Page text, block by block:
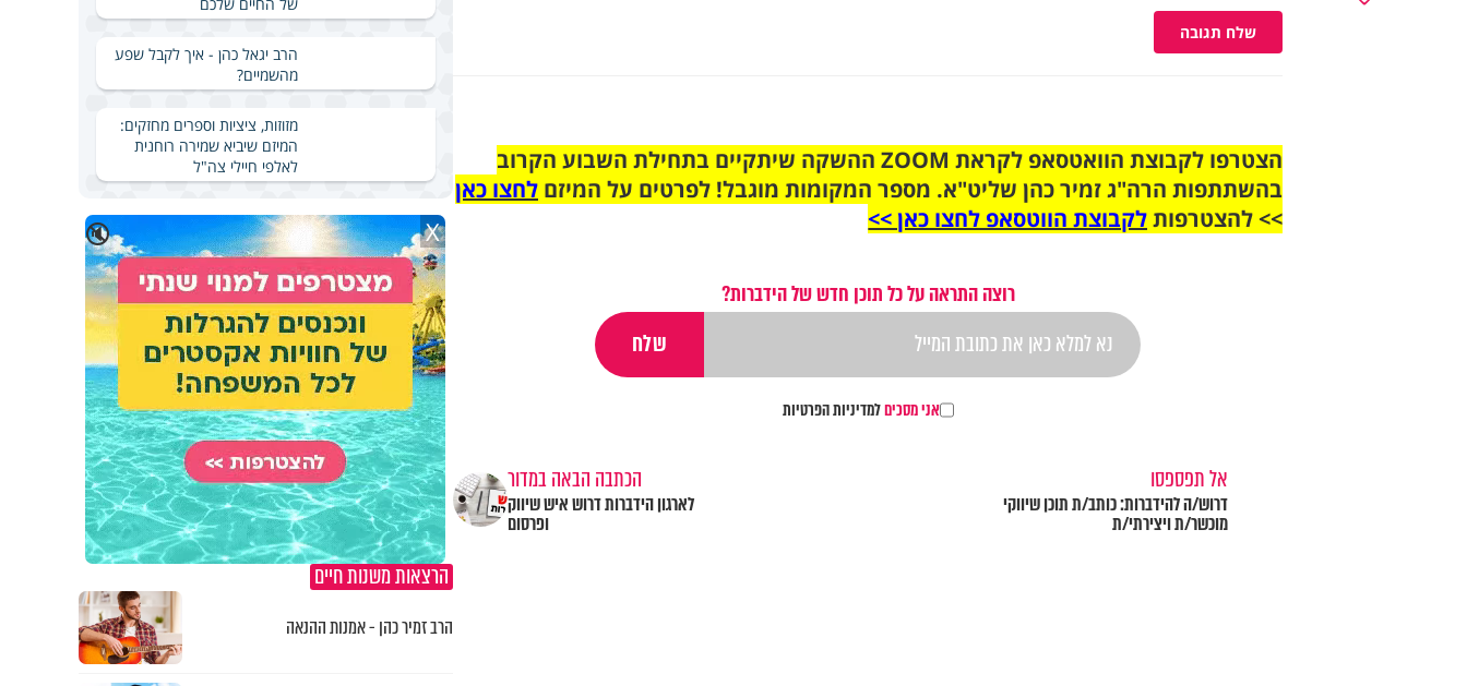
שלח תגובה
הצטרפו לקבוצת הוואטסאפ לקראת ZOOM ההשקה שיתקיים בתחילת השבוע הקרוב
בהשתתפות הרה"ג זמיר כהן שליט"א. מספר המקומות מוגבל! לפרטים על המיזם לחצו כאן
>> להצטרפותלקבוצת הווטסאפ לחצו כאן >>
רוצה התראה על כל תוכן חדש של הידברות?
אני מסכיםלמדיניות הפרטיות
אל תפספסו
דרוש/ה להידברות: כותב/ת תוכן שיווקי
מוכשר/ת ויצירתי/ת
הכתבה הבאה במדור
לארגון הידברות דרוש איש שיווק
ופרסום
הרב יגאל כהן - איך לקבל שפע
מהשמיים?
מזוזות, ציציות וספרים מחזקים:
המיזם שיביא שמירה רוחנית
לאלפי חיילי צה"ל
🔇 X
הרצאות משנות חיים
הרב זמיר כהן - אמנות ההנאה